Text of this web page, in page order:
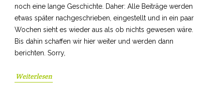
noch eine lange Geschichte. Daher: Alle Beiträge werden
etwas später nachgeschrieben, eingestellt und in ein paar
Wochen sieht es wieder aus als ob nichts gewesen wäre.
Bis dahin schaffen wir hier weiter und werden dann
berichten. Sorry,
Weiterlesen